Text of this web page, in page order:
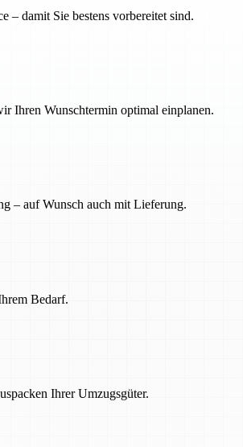
– damit Sie bestens vorbereitet sind.
Ihren Wunschtermin optimal einplanen.
– auf Wunsch auch mit Lieferung.
Bedarf.
Ihrer Umzugsgüter.